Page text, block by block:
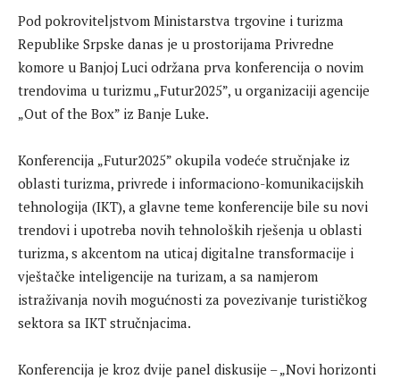
​Pod pokroviteljstvom Ministarstva trgovine i turizma
Republike Srpske danas je u prostorijama Privredne
komore u Banjoj Luci održana prva konferencija o novim
trendovima u turizmu „Futur2025”, u organizaciji agencije
„Out of the Box” iz Banje Luke.
Konferencija „Futur2025” okupila vodeće stručnjake iz
oblasti turizma, privrede i informaciono-komunikacijskih
tehnologija (IKT), a glavne teme konferencije bile su novi
trendovi i upotreba novih tehnoloških rješenja u oblasti
turizma, s akcentom na uticaj digitalne transformacije i
vještačke inteligencije na turizam, a sa namjerom
istraživanja novih mogućnosti za povezivanje turističkog
sektora sa IKT stručnjacima.
Konferencija je kroz dvije panel diskusije – „Novi horizonti